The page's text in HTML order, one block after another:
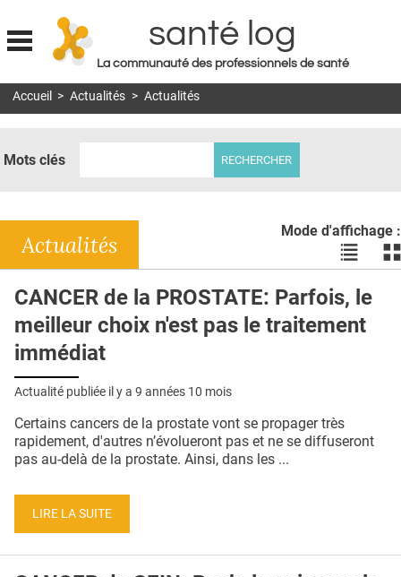
Jump to navigation
santé log
La communauté des professionnels de santé
MON COMPTE
DOSSIERS
RÉSEAUX
E-REVUE SAD
L'APP
PUBLICITÉ
CONTACT
Accueil > Actualités > Actualités
Mots clés
Mode d'affichage :
Voir
les
en
liste
les
Actualités
CANCER de la PROSTATE: Parfois, le
meilleur choix n'est pas le traitement
immédiat
Actualité publiée il y a 9 années 10 mois
Certains cancers de la prostate vont se propager très
rapidement, d'autres n’évolueront pas et ne se diffuseront
pas au-delà de la prostate. Ainsi, dans les ...
LIRE LA SUITE